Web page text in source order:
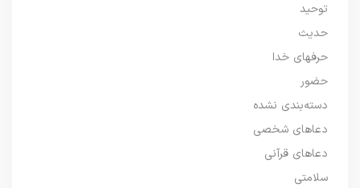
توحید
حدیث
حرفهای خدا
حضور
دسته‌بندی نشده
دعاهای شخصی
دعاهای قرآنی
سلامتی